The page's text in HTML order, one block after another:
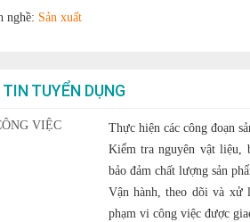
nghề: Sản xuất
TUYỂN DỤNG
VIỆC
Thực hiện các công đoạn
Kiểm tra nguyên vật liệu,
bảo đảm chất lượng sản
Vận hành, theo dõi và xử
phạm vi công việc được